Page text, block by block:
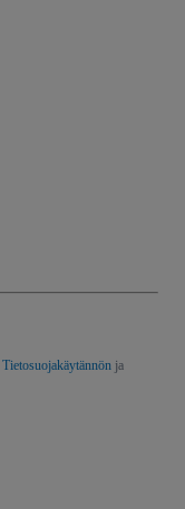
Tietosuojakäytännön ja